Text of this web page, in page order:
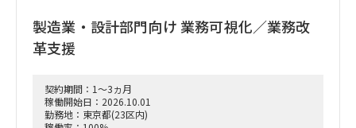
製造業・設計部門向け 業務可視化／業務改
革支援
契約期間：1～3ヵ月
稼働開始日：2026.10.01
勤務地：東京都(23区内)